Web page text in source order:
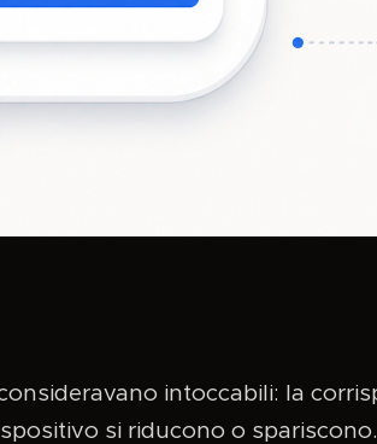
intoccabili: la
si riducono o